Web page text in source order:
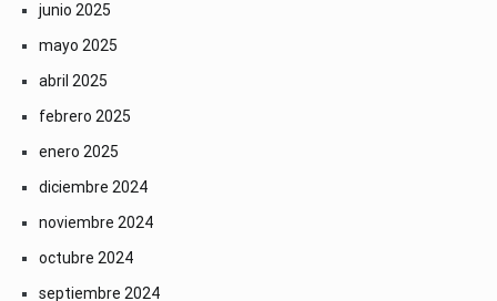
junio 2025
mayo 2025
abril 2025
febrero 2025
enero 2025
diciembre 2024
noviembre 2024
octubre 2024
septiembre 2024